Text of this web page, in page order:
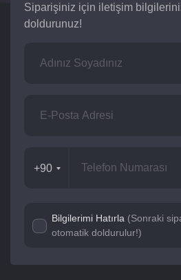
Siparişiniz için iletişim
doldurunuz!
+90
Bilgilerimi Hatırla (Sonraki
otomatik doldurulur!)